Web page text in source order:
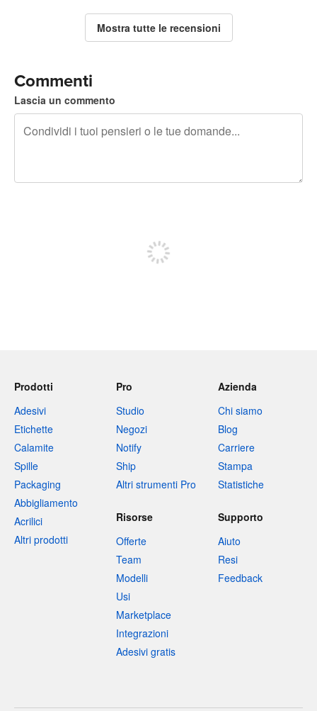
Mostra tutte le recensioni
Commenti
Lascia un commento
Prodotti
Adesivi
Etichette
Calamite
Spille
Packaging
Abbigliamento
Acrilici
Altri prodotti
Pro
Studio
Negozi
Notify
Ship
Altri strumenti Pro
Azienda
Chi siamo
Blog
Carriere
Stampa
Statistiche
Risorse
Offerte
Team
Modelli
Usi
Marketplace
Integrazioni
Adesivi gratis
Supporto
Aiuto
Resi
Feedback